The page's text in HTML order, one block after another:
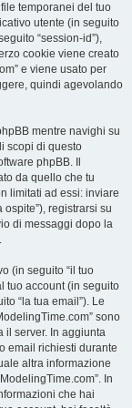
temporanei del tuo
utente (in seguito
“session-id”),
cookie viene creato
e viene usato per
quindi agevolando
mentre navighi su
scopi di questo
phpBB. Il
da quello che tu
limitati ad essi: inviare
registrarsi su
di messaggi dopo la
(in seguito “il tuo
tuo account (in seguito
“la tua email”). Le
sono
il server. In aggiunta
email richiesti durante
altra informazione
In
che hai